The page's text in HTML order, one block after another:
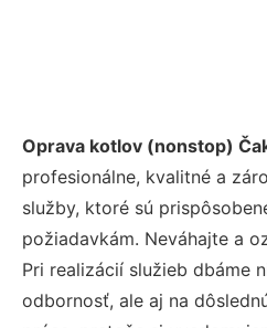
Oprava kotlov (nonstop)
profesionálne, kvalitné a
služby, ktoré sú
požiadavkám. Neváhajte a
Pri realizácií služieb dbáme
odbornosť, ale aj na